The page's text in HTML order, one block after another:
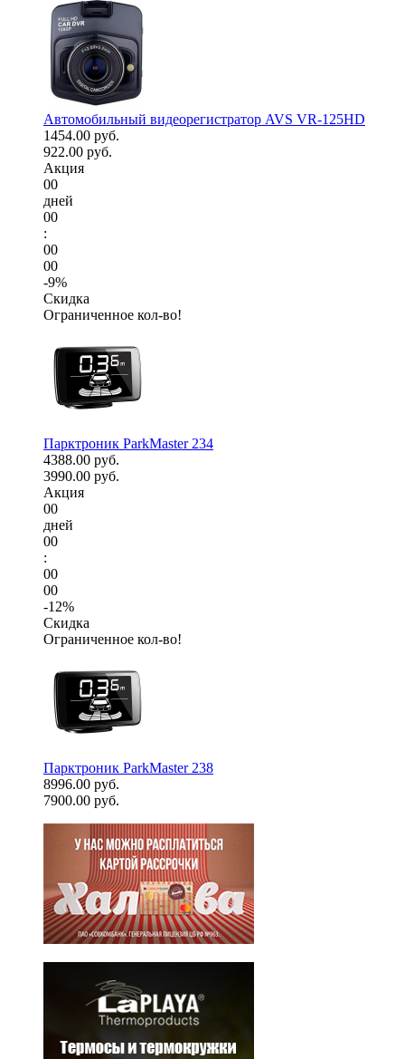
Автомобильный видеорегистратор AVS VR-125HD
1454.00 руб.
922.00 руб.
Акция
00
дней
00
:
00
00
-9%
Скидка
Ограниченное кол-во!
Парктроник ParkMaster 234
4388.00 руб.
3990.00 руб.
Акция
00
дней
00
:
00
00
-12%
Скидка
Ограниченное кол-во!
Парктроник ParkMaster 238
8996.00 руб.
7900.00 руб.